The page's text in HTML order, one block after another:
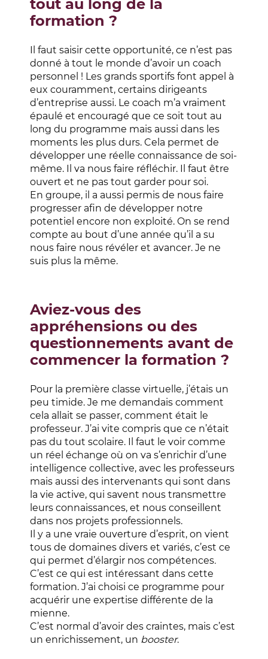
tout au long de la
formation ?
Il faut saisir cette opportunité, ce n’est pas
donné à tout le monde d’avoir un coach
personnel ! Les grands sportifs font appel à
eux couramment, certains dirigeants
d’entreprise aussi. Le coach m’a vraiment
épaulé et encouragé que ce soit tout au
long du programme mais aussi dans les
moments les plus durs. Cela permet de
développer une réelle connaissance de soi-
même. Il va nous faire réfléchir. Il faut être
ouvert et ne pas tout garder pour soi.
En groupe, il a aussi permis de nous faire
progresser afin de développer notre
potentiel encore non exploité. On se rend
compte au bout d’une année qu’il a su
nous faire nous révéler et avancer. Je ne
suis plus la même.
Aviez-vous des
appréhensions ou des
questionnements avant de
commencer la formation ?
Pour la première classe virtuelle, j’étais un
peu timide. Je me demandais comment
cela allait se passer, comment était le
professeur. J’ai vite compris que ce n’était
pas du tout scolaire. Il faut le voir comme
un réel échange où on va s’enrichir d’une
intelligence collective, avec les professeurs
mais aussi des intervenants qui sont dans
la vie active, qui savent nous transmettre
leurs connaissances, et nous conseillent
dans nos projets professionnels.
Il y a une vraie ouverture d’esprit, on vient
tous de domaines divers et variés, c’est ce
qui permet d’élargir nos compétences.
C’est ce qui est intéressant dans cette
formation. J’ai choisi ce programme pour
acquérir une expertise différente de la
mienne.
C’est normal d’avoir des craintes, mais c’est
un enrichissement, un booster.